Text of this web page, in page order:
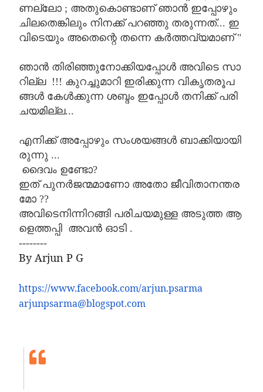
ണല്ലോ ; അതുകൊണ്ടാണ് ഞാൻ ഇപ്പോഴും
ചിലതെങ്കിലും നിനക്ക് പറഞ്ഞു തരുന്നത്... ഇ
വിടെയും അതെന്റെ തന്നെ കർത്തവ്യമാണ്"
ഞാൻ തിരിഞ്ഞുനോക്കിയപ്പോൾ അവിടെ സാ
റില്ല!!! കുറച്ചുമാറി ഇരിക്കുന്ന വികൃതരൂപ
ങ്ങൾ കേൾക്കുന്ന ശബ്ദം ഇപ്പോൾ തനിക്ക് പരി
ചയമില്ല...
എനിക്ക് അപ്പോഴും സംശയങ്ങൾ ബാക്കിയായി
രുന്നു ...
ദൈവം ഉണ്ടോ?
ഇത് പുനർജന്മമാണോ അതോ ജീവിതാനന്തര
മോ ??
അവിടെനിന്നിറങ്ങി പരിചയമുള്ള അടുത്ത ആ
ളെത്തപ്പി അവൻ ഓടി .
--------
By Arjun P G
https://www.facebook.com/arjun.psarma
arjunpsarma@blogspot.com